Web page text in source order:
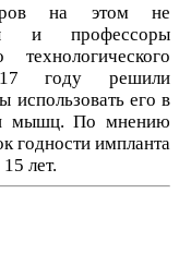
на этом не
и профессоры
технологического
году решили
использовать его в
и мышц. По мнению
годности импланта
лет.